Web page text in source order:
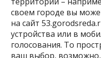
своем городе вы
на сайт
устройства или в
голосования. То
ваш выбор, возможно,